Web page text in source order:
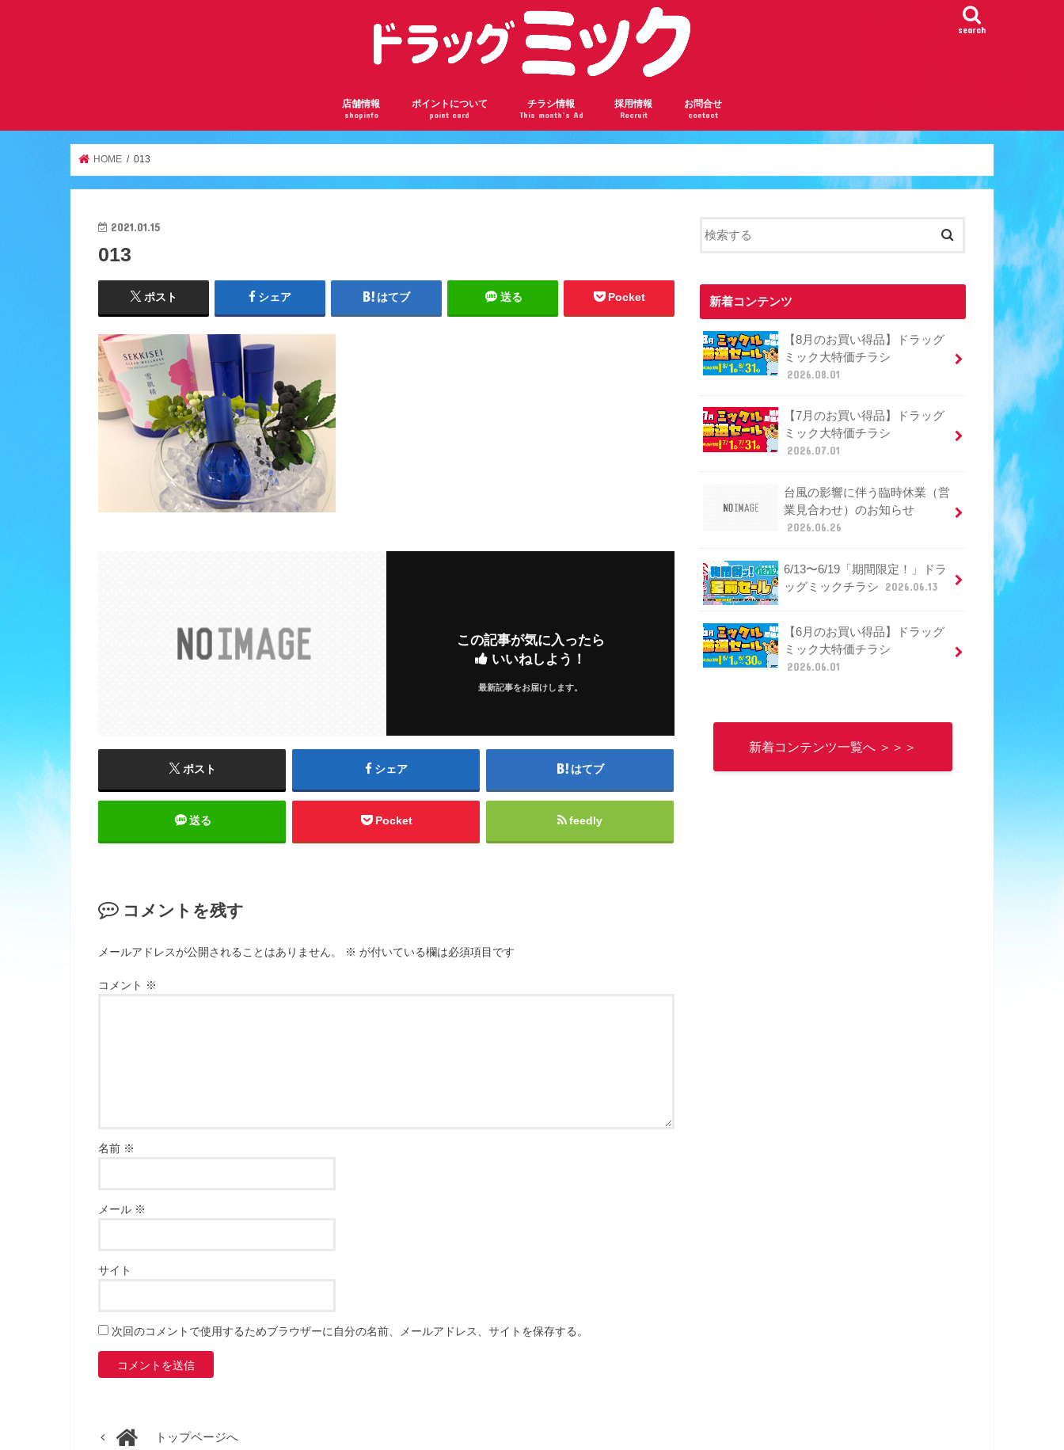
search
店舗情報
shopinfo
サンロード瓢箪山店
曽根駅前店
京阪千林店
千林店
逆瀬川店
アドバンスねやがわ店
天神橋六丁目店
アザール桃山台店
服部店
鶴見橋店
ポイントについて
point card
ドラッグミックの会員ランク
ドラッグミックのポイントを貯めよう
楽天ポイントカードについて
チラシ情報
This month’s Ad
採用情報
Recruit
お問合せ
contact
HOME 013
2021.01.15
013
ポスト シェア はてブ 送る Pocket
この記事が気に入ったら
いいねしよう！
最新記事をお届けします。
ポスト シェア はてブ
送る Pocket feedly
コメントを残す
メールアドレスが公開されることはありません。 ※ が付いている欄は必須項目です
コメント ※
名前 ※
メール ※
サイト
次回のコメントで使用するためブラウザーに自分の名前、メールアドレス、サイトを保存する。
トップページへ
新着コンテンツ
【8月のお買い得品】ドラッグ
ミック大特価チラシ
2026.08.01
【7月のお買い得品】ドラッグ
ミック大特価チラシ
2026.07.01
台風の影響に伴う臨時休業（営
業見合わせ）のお知らせ
2026.06.26
6/13〜6/19「期間限定！」ドラ
ッグミックチラシ
2026.06.13
【6月のお買い得品】ドラッグ
ミック大特価チラシ
2026.06.01
新着コンテンツ一覧へ ＞＞＞